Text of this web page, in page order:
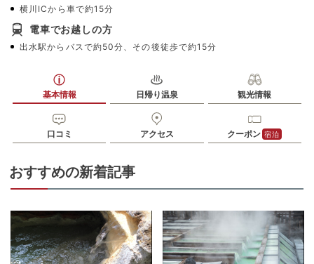
横川ICから車で約15分
電車でお越しの方
出水駅からバスで約50分、その後徒歩で約15分
基本情報 日帰り温泉 観光情報
口コミ アクセス クーポン 宿泊
おすすめの新着記事